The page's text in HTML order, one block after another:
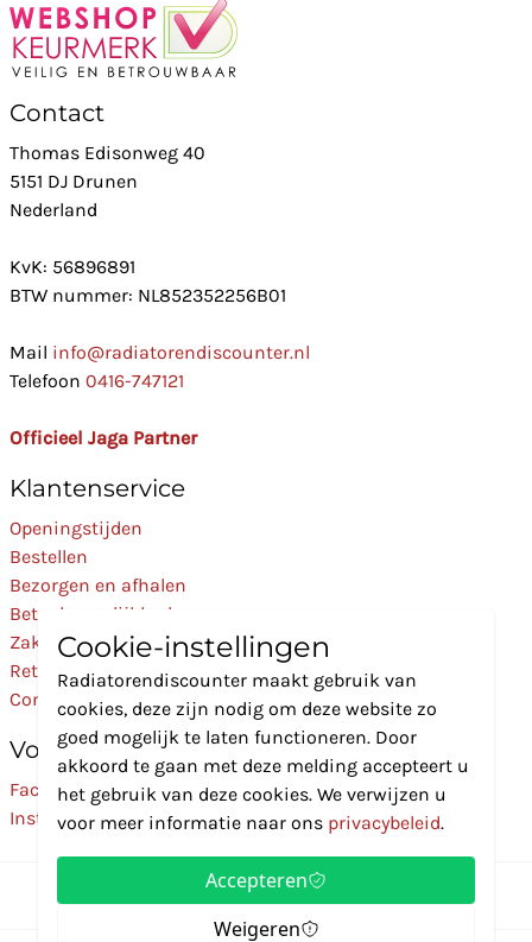
Contact
Thomas Edisonweg 40
5151 DJ Drunen
Nederland
KvK: 56896891
BTW nummer: NL852352256B01
Mail info@radiatorendiscounter.nl
Telefoon 0416-747121
Officieel Jaga Partner
Klantenservice
Openingstijden
Bestellen
Bezorgen en afhalen
Betaalmogelijkheden
Zakelijk
Retourneren
Contact
Volg Ons
Facebook
Instagram
Cookie-instellingen
Radiatorendiscounter maakt gebruik van
cookies, deze zijn nodig om deze website zo
goed mogelijk te laten functioneren. Door
akkoord te gaan met deze melding accepteert u
het gebruik van deze cookies. We verwijzen u
voor meer informatie naar ons privacybeleid.
Accepteren
Weigeren